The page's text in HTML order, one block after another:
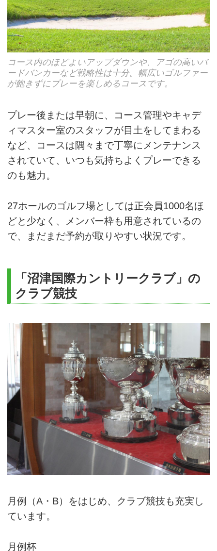
コース内のほどよいアップダウンや、アゴの高いバ
ードバンカーなど戦略性は十分。幅広いゴルファー
が飽きずにプレーを楽しめるコースです。
プレー後または早朝に、コース管理やキャデ
ィマスター室のスタッフが目土をしてまわる
など、コースは隅々まで丁寧にメンテナンス
されていて、いつも気持ちよくプレーできる
のも魅力。
27ホールのゴルフ場としては正会員1000名ほ
どと少なく、メンバー枠も用意されているの
で、まだまだ予約が取りやすい状況です。
「沼津国際カントリークラブ」の
クラブ競技
月例（A・B）をはじめ、クラブ競技も充実し
ています。
月例杯